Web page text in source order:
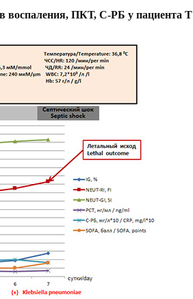
воспаления, ПКТ, С-РБ у пациента Т